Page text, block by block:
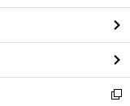
ン
ド
ウ
で
開
く
新